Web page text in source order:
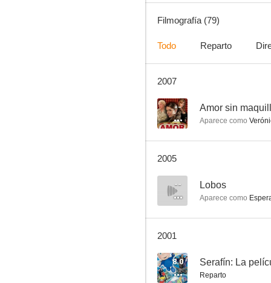
Filmografía (79)
Todo Reparto
2007
-- Amor sin
Aparece como
2005
-- Lobos
Aparece como
2001
8.0 Serafín: La
Reparto